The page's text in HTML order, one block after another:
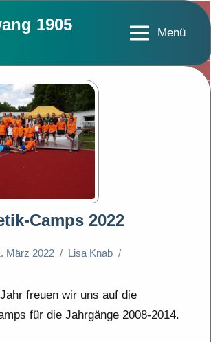
1905 Menü
Camps 2022
März 2022 Lisa Knab
freuen wir uns auf die
für die Jahrgänge 2008-2014.